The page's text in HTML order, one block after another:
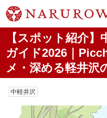
【スポット紹介
ガイド2026｜
メ・深める軽井沢
中軽井沢